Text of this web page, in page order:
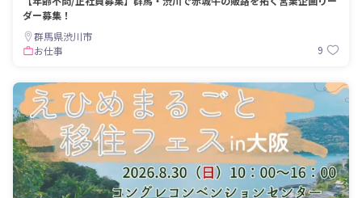
ダー募集！
群馬県渋川市
お仕事
9